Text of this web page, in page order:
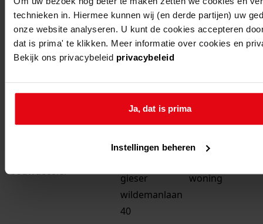
technieken in. Hiermee kunnen wij (en derde partijen) uw
onze website analyseren. U kunt de cookies accepteren
dat is prima' te klikken. Meer informatie over cookies en
Bekijk ons privacybeleid privacybeleid
Ja, dat is prima
Instellingen beheren
medemblik wognum,
grote
zomerdijk 31
uitbreiden van
medemblikwognum,
gieser
bouwen van een
gieser
wildemanlaan
40
woning